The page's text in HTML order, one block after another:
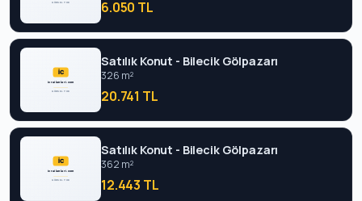
6.050 TL
Satılık Konut - Bilecik Gölpazarı
326 m²
20.741 TL
Satılık Konut - Bilecik Gölpazarı
362 m²
12.443 TL